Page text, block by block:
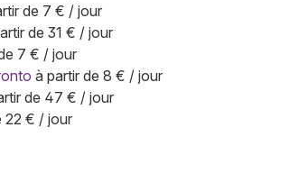
de 7 € / jour
de 31 € / jour
7 € / jour
à partir de 8 € / jour
de 47 € / jour
22 € / jour